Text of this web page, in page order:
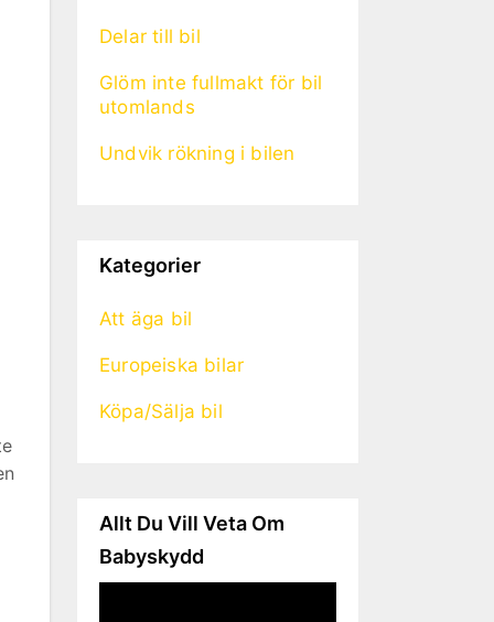
Delar till bil
Glöm inte fullmakt för bil
utomlands
Undvik rökning i bilen
Kategorier
Att äga bil
Europeiska bilar
Köpa/Sälja bil
Allt Du Vill Veta Om
Babyskydd